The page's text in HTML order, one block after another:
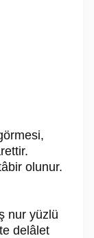
olunur.
nur yüzlü
delâlet